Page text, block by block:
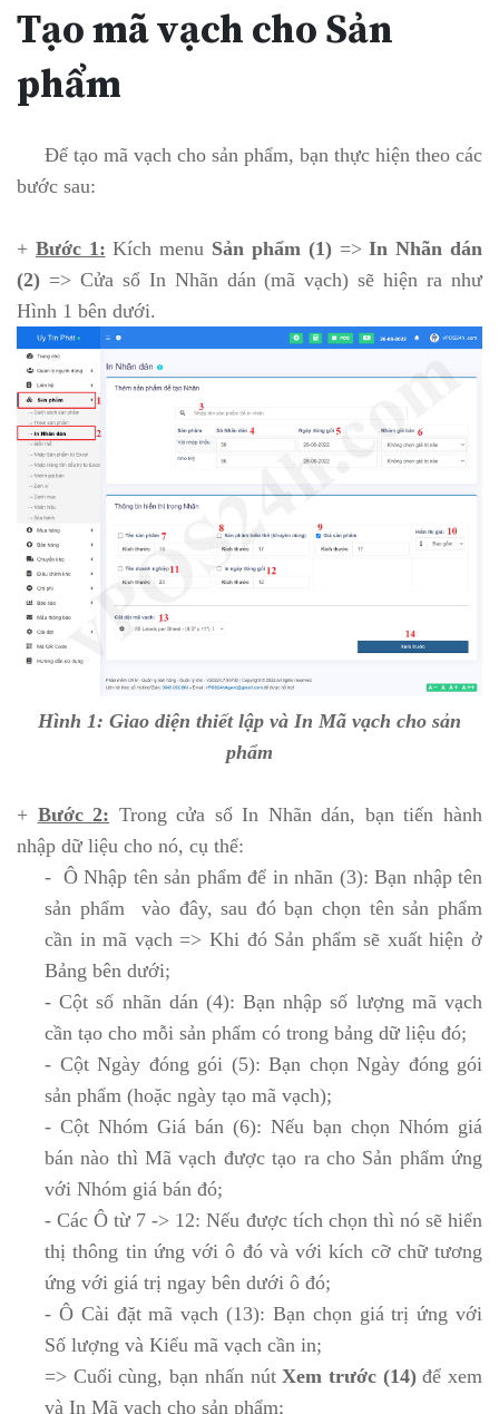
Tạo mã vạch cho Sản
phẩm
Để tạo mã vạch cho sản phẩm, bạn thực hiện theo các
bước sau:
+ Bước 1: Kích menu Sản phẩm (1)=>In Nhãn dán
(2) => Cửa sổ In Nhãn dán (mã vạch) sẽ hiện ra như
Hình 1 bên dưới.
Hình 1: Giao diện thiết lập và In Mã vạch cho sản
phẩm
+ Bước 2: Trong cửa sổ In Nhãn dán, bạn tiến hành
nhập dữ liệu cho nó, cụ thể:
- Ô Nhập tên sản phẩm để in nhãn (3): Bạn nhập tên
sản phẩm vào đây, sau đó bạn chọn tên sản phẩm
cần in mã vạch => Khi đó Sản phẩm sẽ xuất hiện ở
Bảng bên dưới;
- Cột số nhãn dán (4): Bạn nhập số lượng mã vạch
cần tạo cho mỗi sản phẩm có trong bảng dữ liệu đó;
- Cột Ngày đóng gói (5): Bạn chọn Ngày đóng gói
sản phẩm (hoặc ngày tạo mã vạch);
- Cột Nhóm Giá bán (6): Nếu bạn chọn Nhóm giá
bán nào thì Mã vạch được tạo ra cho Sản phẩm ứng
với Nhóm giá bán đó;
- Các Ô từ 7 -> 12: Nếu được tích chọn thì nó sẽ hiển
thị thông tin ứng với ô đó và với kích cỡ chữ tương
ứng với giá trị ngay bên dưới ô đó;
- Ô Cài đặt mã vạch (13): Bạn chọn giá trị ứng với
Số lượng và Kiểu mã vạch cần in;
=> Cuối cùng, bạn nhấn nútXem trước (14)để xem
và In Mã vạch cho sản phẩm;